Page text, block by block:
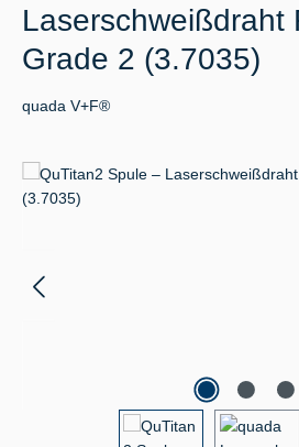
Laserschweißdraht
Grade 2 (3.7035)
quada V+F®
Bildergalerie überspringen